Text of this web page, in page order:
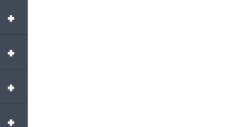
+
+
+
+